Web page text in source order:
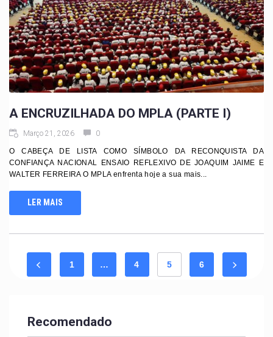
A ENCRUZILHADA DO MPLA (PARTE I)
Março 21, 2026 0
O CABEÇA DE LISTA COMO SÍMBOLO DA RECONQUISTA DA
CONFIANÇA NACIONAL ENSAIO REFLEXIVO DE JOAQUIM JAIME E
WALTER FERREIRA O MPLA enfrenta hoje a sua mais...
LER MAIS
1 … 4 5 6
Recomendado